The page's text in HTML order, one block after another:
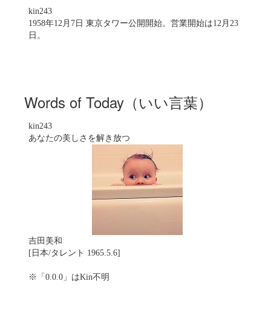
kin243
1958年12月7日 東京タワー公開開始。営業開始は12月23
日。
Words of Today（いい言葉）
kin243
あなたの美しさを解き放つ
吉田美和
[日本/タレント 1965.5.6]
※「0.0.0」はKin不明